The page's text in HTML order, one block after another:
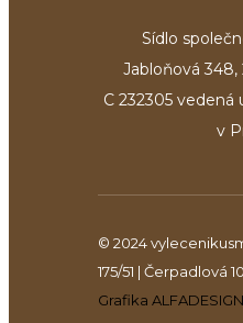
Sídlo
Jabloňová 348,
C 232305
v
© 2024
175/51 | Čerpadlová
Grafika ALFADESIGN